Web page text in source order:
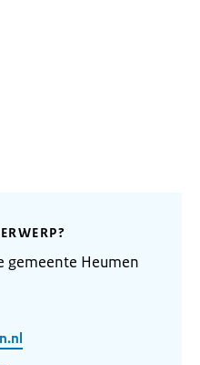
gemeente Heumen